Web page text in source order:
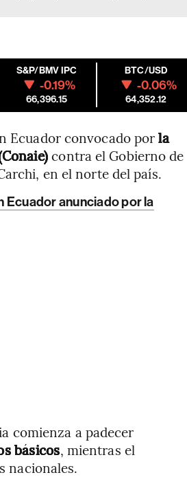
S&P/BMV IPC
-0.19%
66,396.15
BTC/USD
-0.06%
64,352.12
Ecuador convocado porla
contra el Gobierno de
en el norte del país.
Ecuador anunciado por la
comienza a padecer
básicos, mientras el
nacionales.